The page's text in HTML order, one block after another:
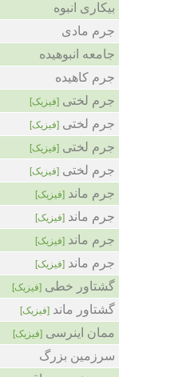
بیکاری انبوه
جرم مادی
جامعه انبوهیده
جرم کاهیده
جرم لختی [فیزیک]
جرم لختی [فیزیک]
جرم لختی [فیزیک]
جرم لختی [فیزیک]
جرم ماند [فیزیک]
جرم ماند [فیزیک]
جرم ماند [فیزیک]
جرم ماند [فیزیک]
گشتاور خطی [فیزیک]
گشتاور ماند [فیزیک]
ممان اینرسی [فیزیک]
سرزمین بزرگ